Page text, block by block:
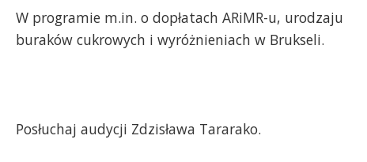
W programie m.in. o dopłatach ARiMR-u, urodzaju
buraków cukrowych i wyróżnieniach w Brukseli.
Posłuchaj audycji Zdzisława Tararako.